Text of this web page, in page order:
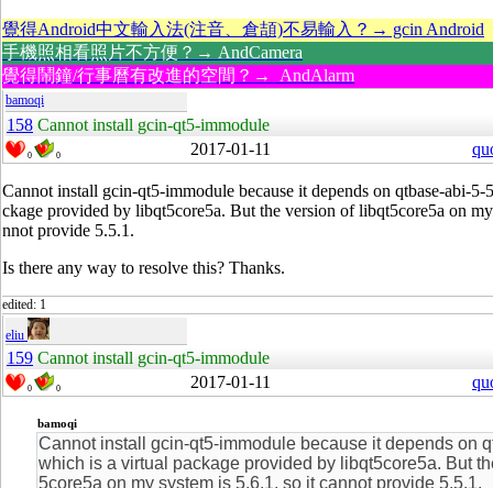
覺得Android中文輸入法(注音、倉頡)不易輸入？→ gcin Android
手機照相看照片不方便？→ AndCamera
覺得鬧鐘/行事曆有改進的空間？→ AndAlarm
bamoqi
158 Cannot install gcin-qt5-immodule
0 0 2017-01-11
Cannot install gcin-qt5-immodule because it depends on qtbase-abi-
ckage provided by libqt5core5a. But the version of libqt5core5a on
nnot provide 5.5.1.
Is there any way to resolve this? Thanks.
edited: 1
eliu
159 Cannot install gcin-qt5-immodule
0 0 2017-01-11
bamoqi
Cannot install gcin-qt5-immodule because it depends on
which is a virtual package provided by libqt5core5a. But
5core5a on my system is 5.6.1, so it cannot provide 5.5.1.